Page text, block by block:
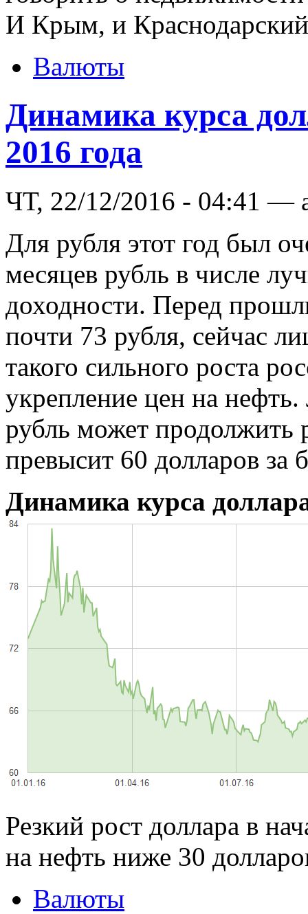
И Крым, и
Валюты
Динамика курса
2016 года
ЧТ, 22/12/2016 - 04:41 —
Для рубля этот год был
месяцев рубль в числе
доходности. Перед
почти 73 рубля, сейчас
такого сильного роста
укрепление цен на
рубль может продолжить
превысит 60 долларов за
Динамика курса
Резкий рост доллара в
на нефть ниже 30
Валюты